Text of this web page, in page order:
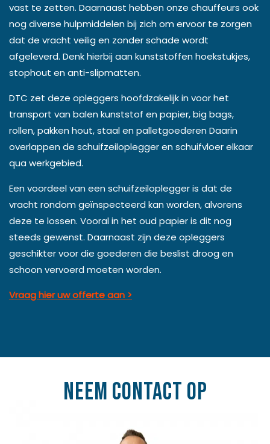
vast te zetten. Daarnaast hebben onze chauffeurs ook
nog diverse hulpmiddelen bij zich om ervoor te zorgen
dat de vracht veilig en zonder schade wordt
afgeleverd. Denk hierbij aan kunststoffen hoekstukjes,
stophout en anti-slipmatten.
DTC zet deze opleggers hoofdzakelijk in voor het
transport van balen kunststof en papier, big bags,
rollen, pakken hout, staal en palletgoederen Daarin
overlappen de schuifzeiloplegger en schuifvloer elkaar
qua werkgebied.
Een voordeel van een schuifzeiloplegger is dat de
vracht rondom geïnspecteerd kan worden, alvorens
deze te lossen. Vooral in het oud papier is dit nog
steeds gewenst. Daarnaast zijn deze opleggers
geschikter voor die goederen die beslist droog en
schoon vervoerd moeten worden.
Vraag hier uw offerte aan >
Neem contact op